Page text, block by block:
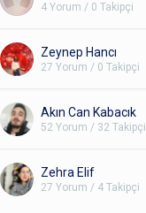
4 Yorum / 0 Takipçi
Zeynep Hancı
27 Yorum / 0 Takipçi
Akın Can Kabacık
52 Yorum / 32 Takipçi
Zehra Elif
27 Yorum / 4 Takipçi